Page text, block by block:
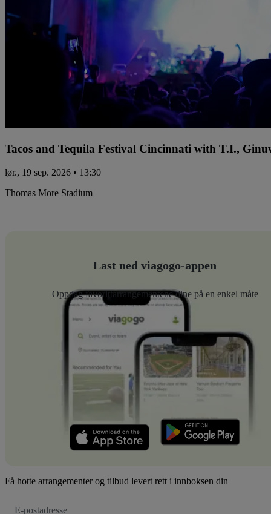
Tacos and Tequila Festival Cincinnati with T.I.,
lør., 19 sep. 2026 • 13:30
Thomas More Stadium
Last ned viagogo-appen
Oppdag favorittarrangementene dine på en enkel måte
Få hotte arrangementer og tilbud levert rett i innboksen din